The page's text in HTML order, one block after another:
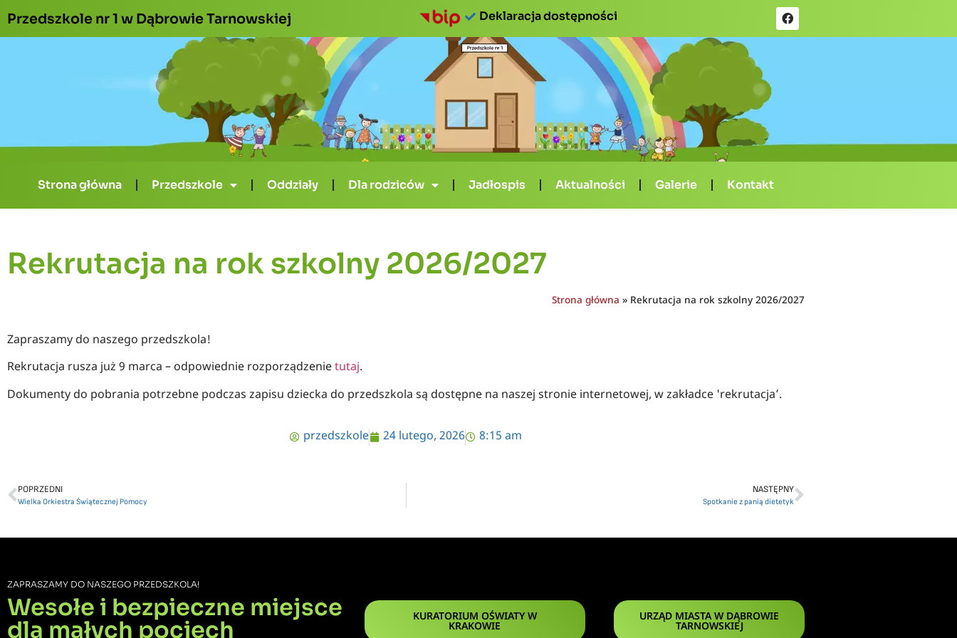
Przedszkole nr 1 w Dąbrowie Tarnowskiej Deklaracja dostępności
Strona główna Przedszkole Oddziały Dla rodziców Jadłospis Aktualności Galerie Kontakt
Rekrutacja na rok szkolny 2026/2027
Strona główna » Rekrutacja na rok szkolny 2026/2027
Zapraszamy do naszego przedszkola!
Rekrutacja rusza już 9 marca – odpowiednie rozporządzenietutaj.
Dokumenty do pobrania potrzebne podczas zapisu dziecka do przedszkola są dostępne na naszej stronie internetowej, w zakładce 'rekrutacja’.
przedszkole 24 lutego, 2026 8:15 am
POPRZEDNI
Wielka Orkiestra Świątecznej Pomocy
NASTĘPNY
Spotkanie z panią dietetyk
ZAPRASZAMY DO NASZEGO PRZEDSZKOLA!
Wesołe i bezpieczne miejsce
dla małych pociech
KURATORIUM OŚWIATY W
KRAKOWIE
URZĄD MIASTA W DĄBROWIE
TARNOWSKIEJ